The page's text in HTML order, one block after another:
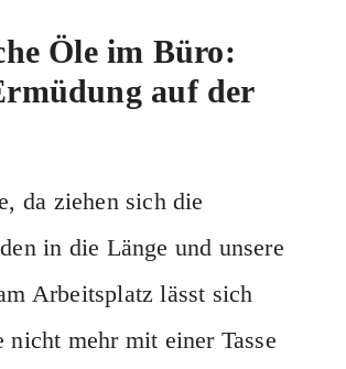
Öle im Büro:
auf der
da ziehen sich die
in die Länge und unsere
Arbeitsplatz lässt sich
nicht mehr mit einer Tasse